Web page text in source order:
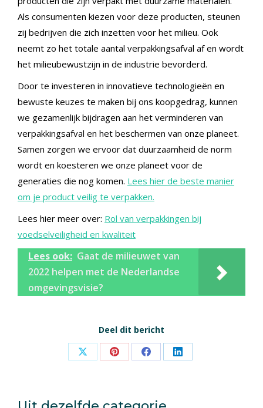
Als consumenten kiezen voor deze producten, steunen
zij bedrijven die zich inzetten voor het milieu. Ook
neemt zo het totale aantal verpakkingsafval af en wordt
het milieubewustzijn in de industrie bevorderd.
Door te investeren in innovatieve technologieën en
bewuste keuzes te maken bij ons koopgedrag, kunnen
we gezamenlijk bijdragen aan het verminderen van
verpakkingsafval en het beschermen van onze planeet.
Samen zorgen we ervoor dat duurzaamheid de norm
wordt en koesteren we onze planeet voor de
generaties die nog komen. Lees hier de beste manier
om je product veilig te verpakken.
Lees hier meer over: Rol van verpakkingen bij
voedselveiligheid en kwaliteit
Lees ook: Gaat de milieuwet van
2022 helpen met de Nederlandse
omgevingsvisie?
Deel dit bericht
Share Share Share Share